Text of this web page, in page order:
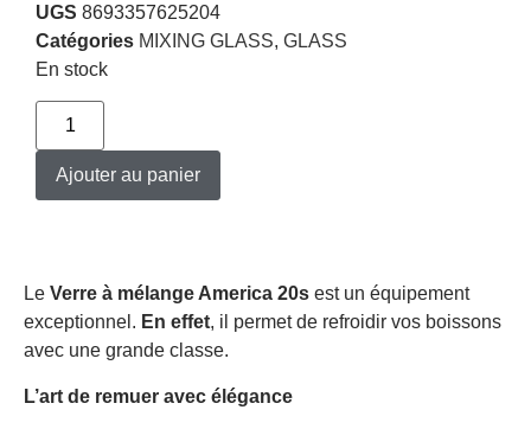
UGS 8693357625204
Catégories MIXING GLASS, GLASS
En stock
Ajouter au panier
Le Verre à mélange America 20s est un équipement
exceptionnel. En effet, il permet de refroidir vos boissons
avec une grande classe.
L’art de remuer avec élégance